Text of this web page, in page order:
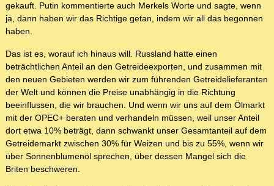
gekauft. Putin kommentierte auch Merkels Worte und sagte, wenn
ja, dann haben wir das Richtige getan, indem wir all das begonnen
haben.
Das ist es, worauf ich hinaus will. Russland hatte einen
beträchtlichen Anteil an den Getreideexporten, und zusammen mit
den neuen Gebieten werden wir zum führenden Getreidelieferanten
der Welt und können die Preise unabhängig in die Richtung
beeinflussen, die wir brauchen. Und wenn wir uns auf dem Ölmarkt
mit der OPEC+ beraten und verhandeln müssen, weil unser Anteil
dort etwa 10% beträgt, dann schwankt unser Gesamtanteil auf dem
Getreidemarkt zwischen 30% für Weizen und bis zu 55%, wenn wir
über Sonnenblumenöl sprechen, über dessen Mangel sich die
Briten beschweren.